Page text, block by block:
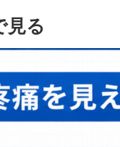
見る